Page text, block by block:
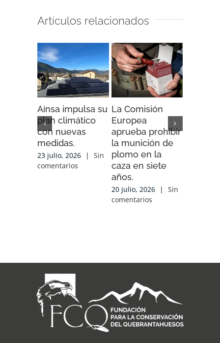
Artículos relacionados
Aínsa impulsa su
plan climático
con nuevas
medidas.
23 julio, 2026 |
Sin
comentarios
La Comisión
Europea
aprueba prohibir
la munición de
plomo en la
caza en siete
años.
20 julio, 2026 |
Sin
comentarios